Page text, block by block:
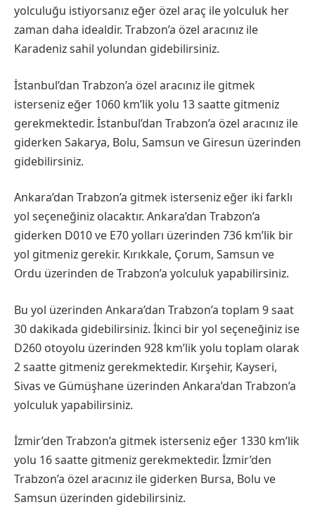
yolculuğu istiyorsanız eğer özel araç ile yolculuk her
zaman daha idealdir. Trabzon’a özel aracınız ile
Karadeniz sahil yolundan gidebilirsiniz.
İstanbul’dan Trabzon’a özel aracınız ile gitmek
isterseniz eğer 1060 km’lik yolu 13 saatte gitmeniz
gerekmektedir. İstanbul’dan Trabzon’a özel aracınız ile
giderken Sakarya, Bolu, Samsun ve Giresun üzerinden
gidebilirsiniz.
Ankara’dan Trabzon’a gitmek isterseniz eğer iki farklı
yol seçeneğiniz olacaktır. Ankara’dan Trabzon’a
giderken D010 ve E70 yolları üzerinden 736 km’lik bir
yol gitmeniz gerekir. Kırıkkale, Çorum, Samsun ve
Ordu üzerinden de Trabzon’a yolculuk yapabilirsiniz.
Bu yol üzerinden Ankara’dan Trabzon’a toplam 9 saat
30 dakikada gidebilirsiniz. İkinci bir yol seçeneğiniz ise
D260 otoyolu üzerinden 928 km’lik yolu toplam olarak
2 saatte gitmeniz gerekmektedir. Kırşehir, Kayseri,
Sivas ve Gümüşhane üzerinden Ankara’dan Trabzon’a
yolculuk yapabilirsiniz.
İzmir’den Trabzon’a gitmek isterseniz eğer 1330 km’lik
yolu 16 saatte gitmeniz gerekmektedir. İzmir’den
Trabzon’a özel aracınız ile giderken Bursa, Bolu ve
Samsun üzerinden gidebilirsiniz.